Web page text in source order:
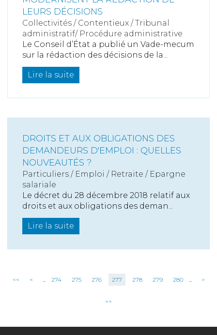
LEURS DÉCISIONS
Collectivités / Contentieux /Tribunal
administratif/ Procédure administrative
Le Conseil d’État a publié un Vade-mecum
sur la rédaction des décisions de la...
Lire la suite
DROITS ET AUX OBLIGATIONS DES
DEMANDEURS D'EMPLOI : QUELLES
NOUVEAUTÉS ?
Particuliers / Emploi / Retraite / Epargne
salariale
Le décret du 28 décembre 2018 relatif aux
droits et aux obligations des deman...
Lire la suite
<< < 274 275 276 277 278 279 280 >
>>